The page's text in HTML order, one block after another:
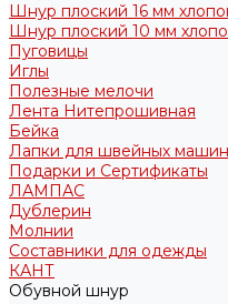
Шнур плоский 16 мм
Шнур плоский 10 мм
Пуговицы
Иглы
Полезные мелочи
Лента Нитепрошивная
Бейка
Лапки для швейных машин
Подарки и Сертификаты
ЛАМПАС
Дублерин
Молнии
Составники для одежды
КАНТ
Обувной шнур